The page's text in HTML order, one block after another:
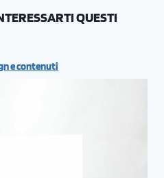
QUESTI
e contenuti